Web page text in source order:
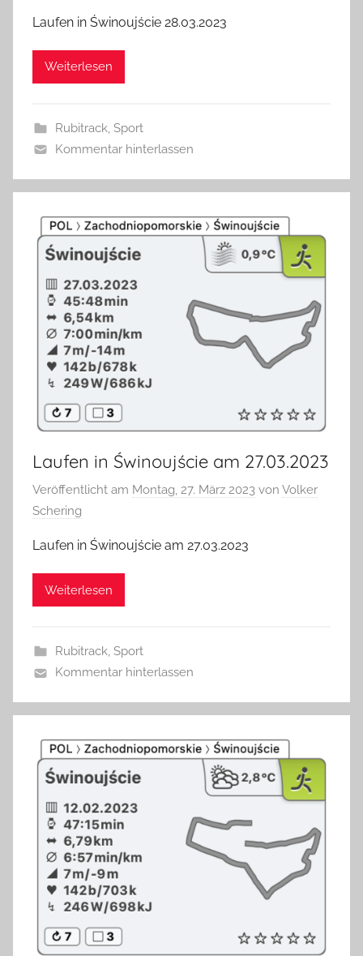
Laufen in Świnoujście 28.03.2023
Weiterlesen
Rubitrack, Sport
Kommentar hinterlassen
Laufen in Świnoujście am 27.03.2023
Veröffentlicht am Montag, 27. März 2023 von Volker
Schering
Laufen in Świnoujście am 27.03.2023
Weiterlesen
Rubitrack, Sport
Kommentar hinterlassen